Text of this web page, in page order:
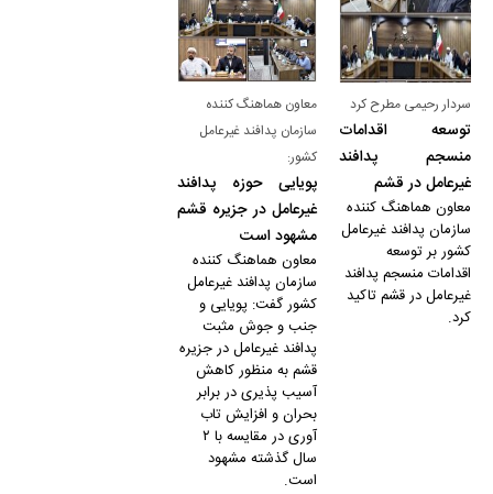
سردار رحیمی مطرح کرد
توسعه اقدامات
منسجم پدافند
غیرعامل در قشم
معاون هماهنگ کننده
سازمان پدافند غیرعامل
کشور بر توسعه
اقدامات منسجم پدافند
غیرعامل در قشم تاکید
کرد.
معاون هماهنگ کننده
سازمان پدافند غیرعامل
کشور:
پویایی حوزه پدافند
غیرعامل در جزیره قشم
مشهود است
معاون هماهنگ کننده
سازمان پدافند غیرعامل
کشور گفت: پویایی و
جنب و جوش مثبت
پدافند غیرعامل در جزیره
قشم به منظور کاهش
آسیب پذیری در برابر
بحران و افزایش تاب
آوری در مقایسه با ۲
سال گذشته مشهود
است.